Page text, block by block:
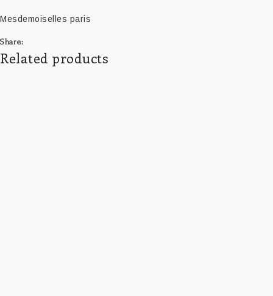
Mesdemoiselles paris
Share:
Related products